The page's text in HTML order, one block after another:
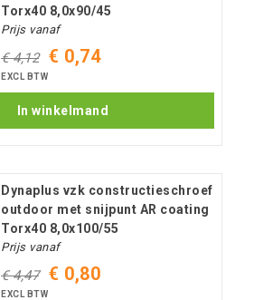
Torx40 8,0x90/45
Prijs vanaf
€ 4,12 € 0,74
EXCL BTW
In winkelmand
Dynaplus vzk constructieschroef
outdoor met snijpunt AR coating
Torx40 8,0x100/55
Prijs vanaf
€ 4,47 € 0,80
EXCL BTW